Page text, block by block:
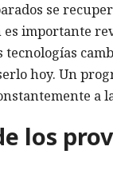
se
importante
hoy. Un
a
los